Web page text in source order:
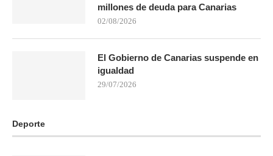
millones de deuda para Canarias
02/08/2026
El Gobierno de Canarias suspende en
igualdad
29/07/2026
Deporte